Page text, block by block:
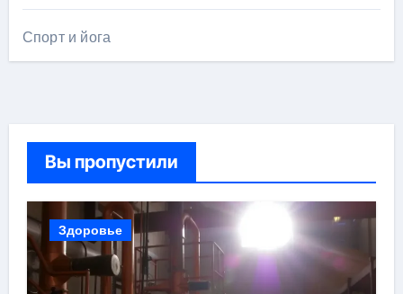
Спорт и йога
Вы пропустили
Здоровье